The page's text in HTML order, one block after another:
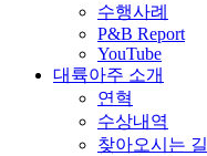
수행사례
P&B Report
YouTube
대륙아주 소개
연혁
수상내역
찾아오시는 길